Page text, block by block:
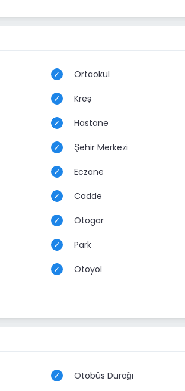
Ortaokul
Kreş
Hastane
Şehir Merkezi
Eczane
Cadde
Otogar
Park
Otoyol
Otobüs Durağı